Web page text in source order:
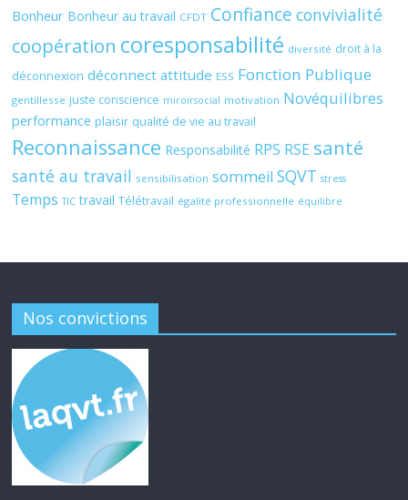
Bonheur Bonheur au travail CFDT Confiance convivialité
coopération coresponsabilité diversité droit à la
déconnexion déconnect attitude ESS Fonction Publique
gentillesse juste conscience miroirsocial motivation Novéquilibres
performance plaisir qualité de vie au travail
Reconnaissance Responsabilité RPS RSE santé
santé au travail sensibilisation sommeil SQVT stress
Temps TIC travail Télétravail égalité professionnelle équilibre
Nos convictions